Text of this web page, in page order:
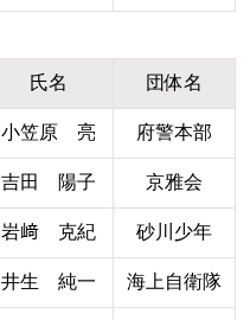
氏名 団体名
小笠原 亮 府警本部
吉田 陽子 京雅会
岩﨑 克紀 砂川少年
井生 純一 海上自衛隊